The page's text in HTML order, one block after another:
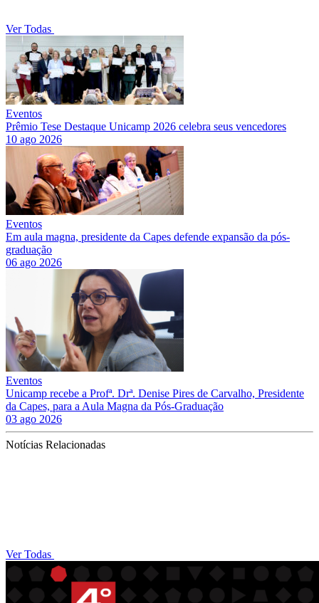
Ver Todas
Eventos
Prêmio Tese Destaque Unicamp 2026 celebra seus vencedores
10 ago 2026
Eventos
Em aula magna, presidente da Capes defende expansão da pós-
graduação
06 ago 2026
Eventos
Unicamp recebe a Profª. Drª. Denise Pires de Carvalho, Presidente
da Capes, para a Aula Magna da Pós-Graduação
03 ago 2026
Notícias Relacionadas
Ver Todas